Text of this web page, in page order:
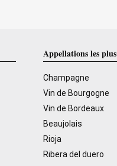
Appellations les
Champagne
Vin de Bourgogne
Vin de Bordeaux
Beaujolais
Rioja
Ribera del duero